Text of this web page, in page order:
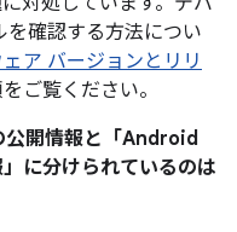
を確認する方法につい
ア バージョンとリリ
ご覧ください。
公開情報と「Android
に分けられているのは